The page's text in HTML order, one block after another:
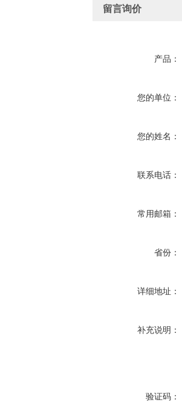
留言询价
产品：
您的单位：
您的姓名：
联系电话：
常用邮箱：
省份：
详细地址：
补充说明：
验证码：